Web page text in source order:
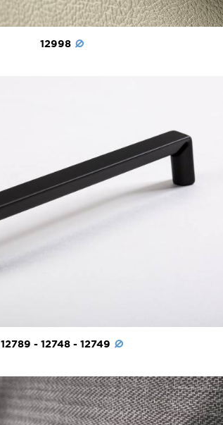
12998
12789 - 12748 - 12749